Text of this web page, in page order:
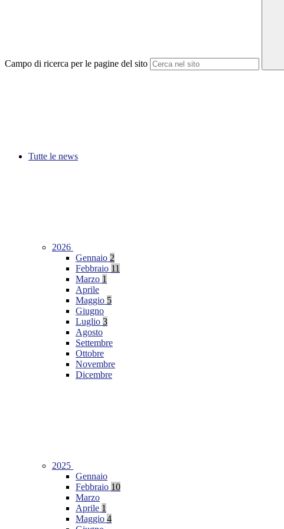
Campo di ricerca per le pagine del sito
Tutte le news
2026
Gennaio 2
Febbraio 11
Marzo 1
Aprile
Maggio 5
Giugno
Luglio 3
Agosto
Settembre
Ottobre
Novembre
Dicembre
2025
Gennaio
Febbraio 10
Marzo
Aprile 1
Maggio 4